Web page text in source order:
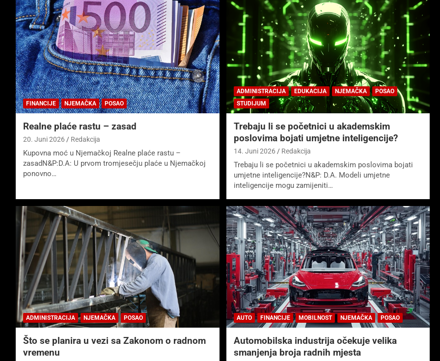
FINANCIJE NJEMAČKA POSAO
Realne plaće rastu – zasad
20. Juni 2026 Redakcija
Kupovna moć u Njemačkoj Realne plaće rastu –
zasadN&P:D.A: U prvom tromjesečju plaće u Njemačkoj
ponovno…
ADMINISTRACIJA EDUKACIJA NJEMAČKA
POSAO
STUDIJUM
Trebaju li se početnici u akademskim
poslovima bojati umjetne inteligencije?
14. Juni 2026 Redakcija
Trebaju li se početnici u akademskim poslovima bojati
umjetne inteligencije?N&P: D.A. Modeli umjetne
inteligencije mogu zamijeniti…
ADMINISTRACIJA NJEMAČKA POSAO
Što se planira u vezi sa Zakonom o radnom
vremenu
AUTO FINANCIJE MOBILNOST NJEMAČKA POSAO
Automobilska industrija očekuje velika
smanjenja broja radnih mjesta